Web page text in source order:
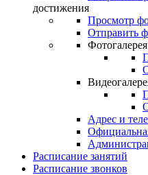
достижения
Просмотр
Отправить
Фотогалерея
Адрес и
Расписание занятий
Расписание звонков